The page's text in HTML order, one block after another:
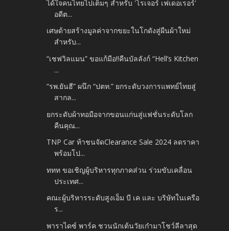
ได้ใจคนไทยไปเต็มๆ สำหรับ 'โรเจอร์ เฟเดอเรอร์'
อดีต...
เศษด้ายสร้างมูลค่าจากขยะในโกดังสู่ผืนผ้าใหม่
สำหรับ...
“เชฟวิลแมน” ขอแก้มือ!!คืนบัลลังก์ “Hell’s Kitchen
...
“รพ.ยันฮี” ผนึก “ปตท.” ยกระดับวงการแพทย์ไทยสู่
สากล...
ยกระดับผ้าทอมือจากขอนแก่นสู่แฟชั่นระดับโลก
คืนคุณ...
TNP Car ท้าชนจัดClearance Sale 2024 ลดราคา
พร้อมโป...
ททท ขอเชิญผู้บริหารทุกภาคส่วน ร่วมขับเคลื่อน
ประเทศ...
คณะผู้บริหารระดับสูงเอ็ม บี เค และ บริษัทในเครือ
ร...
พาราไดซ์ พาร์ค ชวนนักเต้นวัยเก๋ามาโชว์ลีลาสุด